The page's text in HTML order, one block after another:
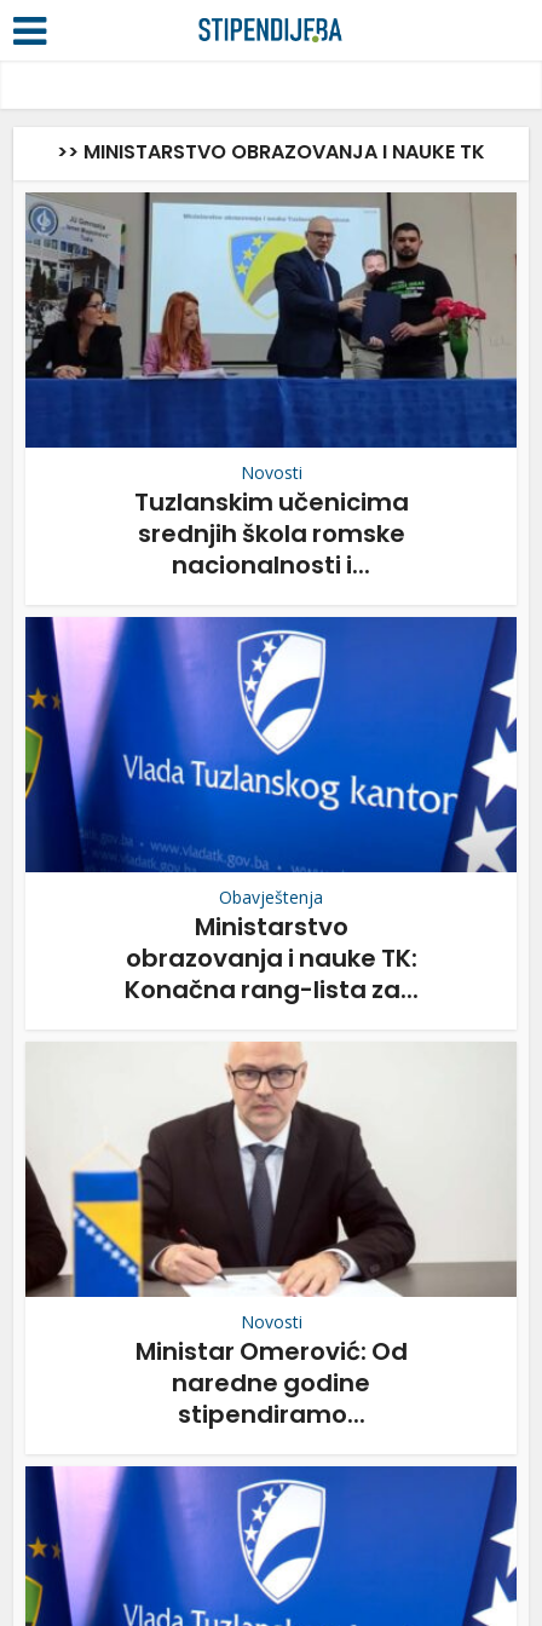
>> MINISTARSTVO OBRAZOVANJA I NAUKE TK
Novosti
Tuzlanskim učenicima
srednjih škola romske
nacionalnosti i...
Obavještenja
Ministarstvo
obrazovanja i nauke TK:
Konačna rang-lista za...
Novosti
Ministar Omerović: Od
naredne godine
stipendiramo...